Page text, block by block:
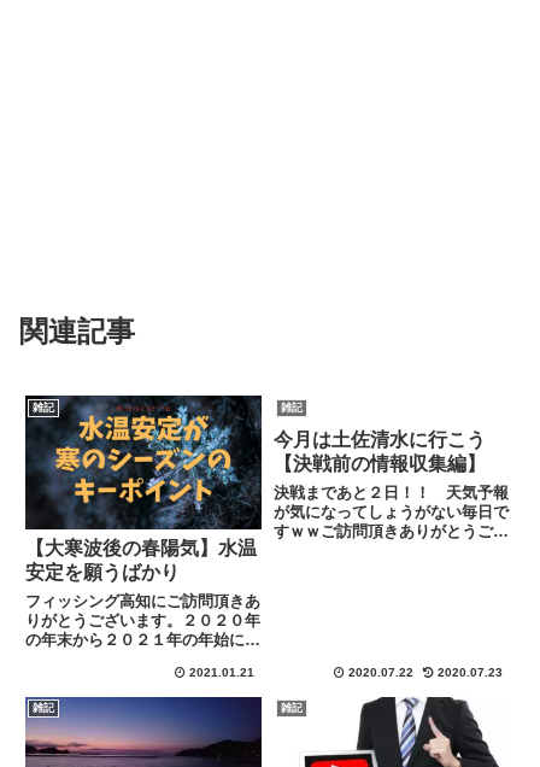
関連記事
雑記
【大寒波後の春陽気】水温
安定を願うばかり
フィッシング高知にご訪問頂きあ
りがとうございます。２０２０年
の年末から２０２１年の年始にか
土佐にも雪が舞うほどｗｗ 毎
日毎日、風が強く朝晩は冷え込む
日が続いていたのですが天気予報
などによると少し春の陽気が感
じ...
2021.01.21
雑記
今月は土佐清水に行こう
【決戦前の情報収集編】
決戦まであと２日！！ 天気予報
が気になってしょうがない毎日で
すｗｗご訪問頂きありがとうござ
2020.07.22 2020.07.23
雑記 雑記